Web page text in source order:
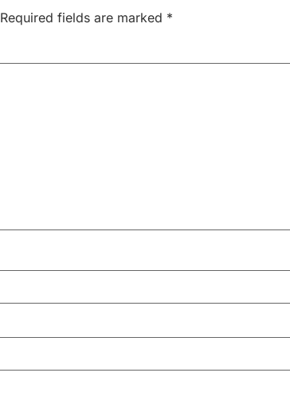
Required fields are marked *